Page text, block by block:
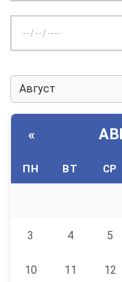
дату:
«
ПН ВТ СР
3 4 5
10 11 12